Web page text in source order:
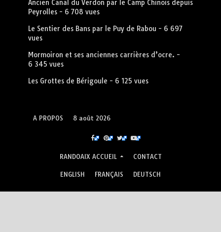
Ancien Canal du Verdon par le Camp Chinois depuis
Peyrolles- 6 708 vues
Le Sentier des Bans par le Puy de Rabou - 6 697
vues
Mormoiron et ses anciennes carrières d’ocre. -
6 345 vues
Les Grottes de Bérigoule - 6 125 vues
A PROPOS 8 août 2026
RANDOAIX ACCUEIL CONTACT
ENGLISH FRANÇAIS DEUTSCH